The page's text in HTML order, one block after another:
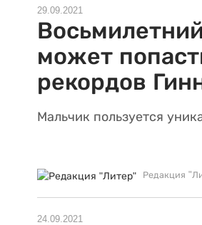
29.09.2021
может
рекордов
Мальчик пользуется
Редакция
24.09.2021